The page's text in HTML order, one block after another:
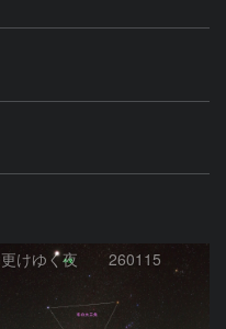
更けゆく夜 260115